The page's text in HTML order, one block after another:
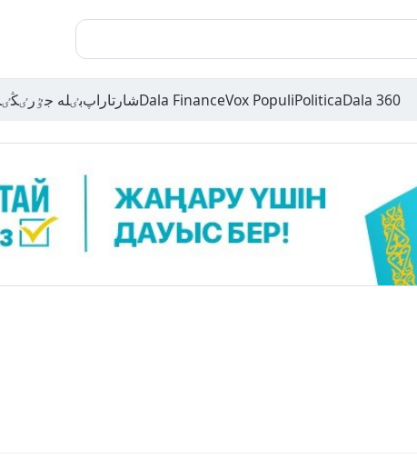
Dala 360
Politica
Vox Populi
Dala Financeشارتاراپبٸلە